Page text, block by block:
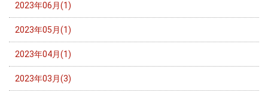
2023年06月(1)
2023年05月(1)
2023年04月(1)
2023年03月(3)